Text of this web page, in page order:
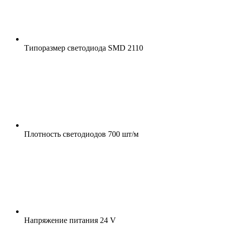
Типоразмер светодиода SMD 2110
Плотность светодиодов 700 шт/м
Напряжение питания 24 V